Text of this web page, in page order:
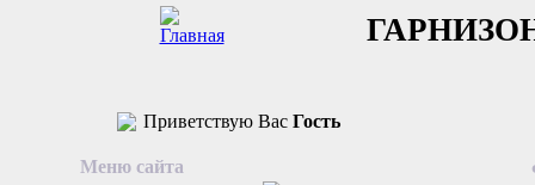
Приветствую Вас Гость
Меню сайта